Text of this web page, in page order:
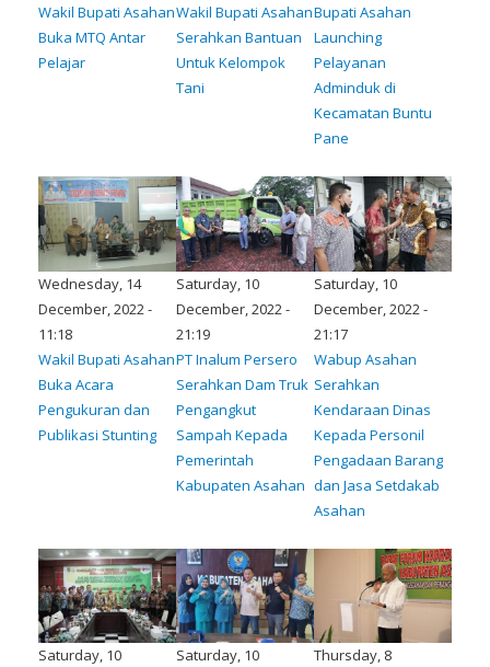
Wakil Bupati Asahan
Buka MTQ Antar
Pelajar
Wakil Bupati Asahan
Serahkan Bantuan
Untuk Kelompok
Tani
Bupati Asahan
Launching
Pelayanan
Adminduk di
Kecamatan Buntu
Pane
Wednesday, 14
December, 2022 -
11:18
Wakil Bupati Asahan
Buka Acara
Pengukuran dan
Publikasi Stunting
Saturday, 10
December, 2022 -
21:19
PT Inalum Persero
Serahkan Dam Truk
Pengangkut
Sampah Kepada
Pemerintah
Kabupaten Asahan
Saturday, 10
December, 2022 -
21:17
Wabup Asahan
Serahkan
Kendaraan Dinas
Kepada Personil
Pengadaan Barang
dan Jasa Setdakab
Asahan
Saturday, 10
Saturday, 10
Thursday, 8